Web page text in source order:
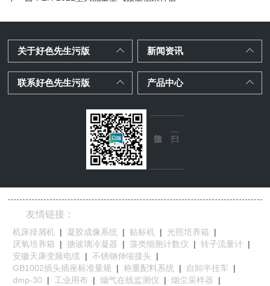
关于好色先生污版 新闻资讯
联系好色先生污版 产品中心
友情链接：
机床排屑机 | 凝胶成像系统 | 贴标机 | 光照培养箱
|
厌氧培养箱
| 搪玻璃冷凝器 | 藻类细胞计数仪 | 转子流量计 |
安徽天康变频电缆
| 不锈钢伸缩接头
|
GB1002插头插座标准量规 | 称重配料系统 | 自卸半挂车
|
dmp-30
| 工业用布 | 烟气在线监测仪 | 烟尘采样器 |